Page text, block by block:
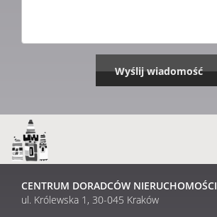
CENTRUM DORADCÓW NIERUCHOMOŚCI
ul. Królewska 1, 30-045 Kraków